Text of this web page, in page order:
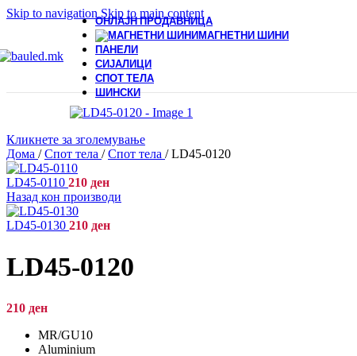
Skip to navigation Skip to main content
ОНЛАЈН ПРОДАВНИЦА
МАГНЕТНИ ШИНИ
ПАНЕЛИ
СИЈАЛИЦИ
СПОТ ТЕЛА
ШИНСКИ
Кликнете за зголемување
Дома / Спот тела / Спот тела / LD45-0120
LD45-0110 210 ден
Назад кон производи
LD45-0130 210 ден
LD45-0120
210 ден
MR/GU10
Aluminium